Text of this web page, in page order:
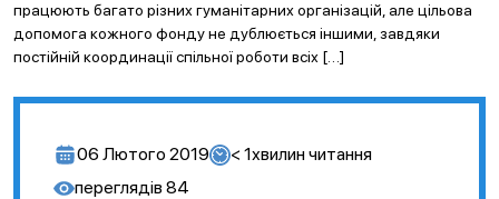
працюють багато різних гуманітарних організацій, але цільова
допомога кожного фонду не дублюється іншими, завдяки
постійній координації спільної роботи всіх […]
06 Лютого 2019 < 1хвилин читання
переглядів 84